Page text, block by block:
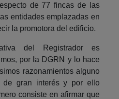
de 77 fincas de las
entidades emplazadas en
la promotora del edificio.
del Registrador es
por la DGRN y lo hace
razonamientos alguno
de gran interés y por ello
consiste en afirmar que